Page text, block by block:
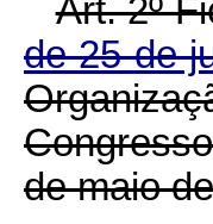
Art. 2º
de 25 de
de maio